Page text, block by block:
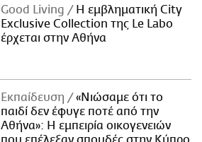
Good Living
Η εμβληματική City
Exclusive Collection της Le Labo
έρχεται στην Αθήνα
Εκπαίδευση
«Νιώσαμε ότι το
παιδί δεν έφυγε ποτέ από την
Αθήνα»: Η εμπειρία οικογενειών